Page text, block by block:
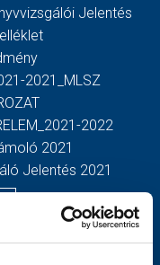
Jelentés
2021_MLSZ
2022
2021
Jelentés 2021